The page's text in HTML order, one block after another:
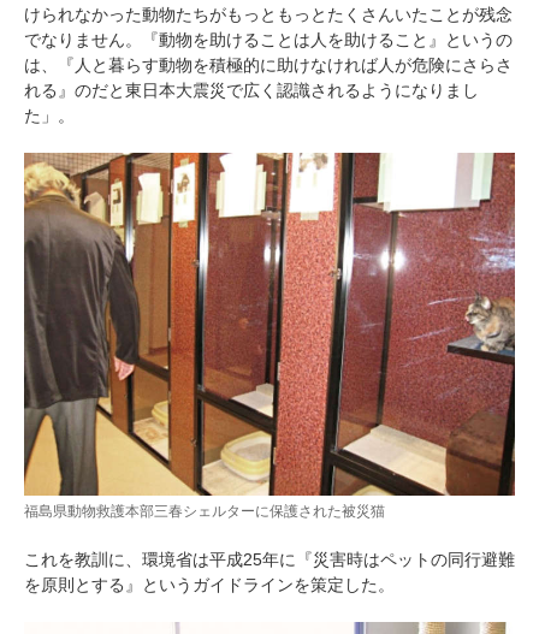
けられなかった動物たちがもっともっとたくさんいたことが残念
でなりません。『動物を助けることは人を助けること』というの
は、『人と暮らす動物を積極的に助けなければ人が危険にさらさ
れる』のだと東日本大震災で広く認識されるようになりまし
た」。
福島県動物救護本部三春シェルターに保護された被災猫
これを教訓に、環境省は平成25年に『災害時はペットの同行避難
を原則とする』というガイドラインを策定した。